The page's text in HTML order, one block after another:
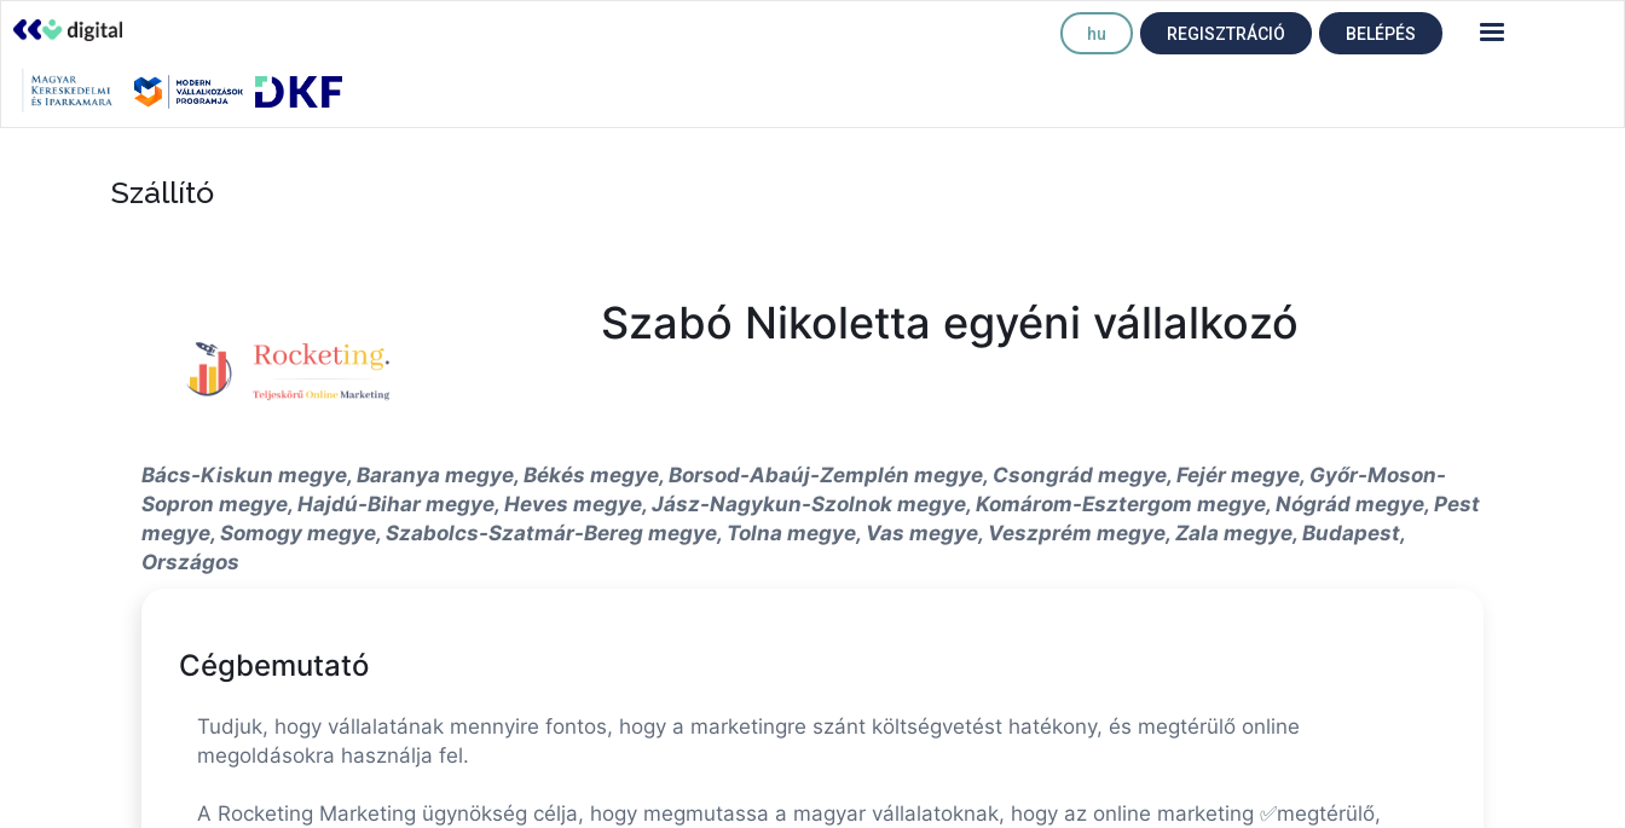
hu REGISZTRÁCIÓ BELÉPÉS
Szállító
Szabó Nikoletta egyéni vállalkozó
Bács-Kiskun megye, Baranya megye, Békés megye, Borsod-Abaúj-Zemplén megye, Csongrád megye, Fejér megye, Győr-Moson-
Sopron megye, Hajdú-Bihar megye, Heves megye, Jász-Nagykun-Szolnok megye, Komárom-Esztergom megye, Nógrád megye, Pest
megye, Somogy megye, Szabolcs-Szatmár-Bereg megye, Tolna megye, Vas megye, Veszprém megye, Zala megye, Budapest,
Országos
Cégbemutató
Tudjuk, hogy vállalatának mennyire fontos, hogy a marketingre szánt költségvetést hatékony, és megtérülő online
megoldásokra használja fel.
A Rocketing Marketing ügynökség célja, hogy megmutassa a magyar vállalatoknak, hogy az online marketing ✅megtérülő,